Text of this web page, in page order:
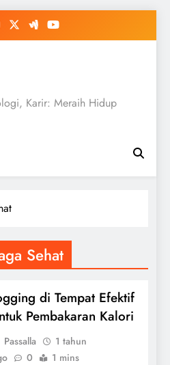
Karir: Meraih Hidup
Sehat
di Tempat Efektif
Pembakaran Kalori
Passalla
1 tahun
0 1 mins